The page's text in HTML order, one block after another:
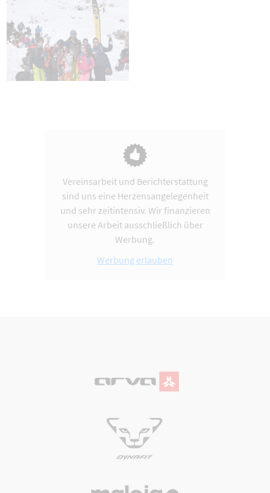
Vereinsarbeit und Berichterstattung
sind uns eine Herzensangelegenheit
und sehr zeitintensiv. Wir finanzieren
unsere Arbeit ausschließlich über
Werbung.
Werbung erlauben